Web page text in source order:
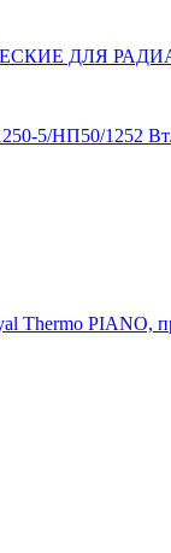
ДЛЯ
5/НП50/1252
Thermo PIANO,